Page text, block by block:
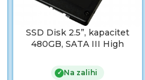
SSD Disk 2.5”, kapacitet
480GB, SATA III High
✓ Na zalihi